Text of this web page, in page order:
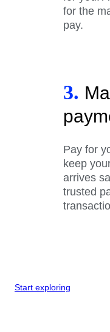
for the
pay.
3.
Pay for
keep
arrives
trusted
Start exploring